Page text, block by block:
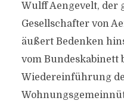
Wulff Aengevelt, der
Gesellschafter von
äußert Bedenken
vom Bundeskabinett
Wiedereinführung